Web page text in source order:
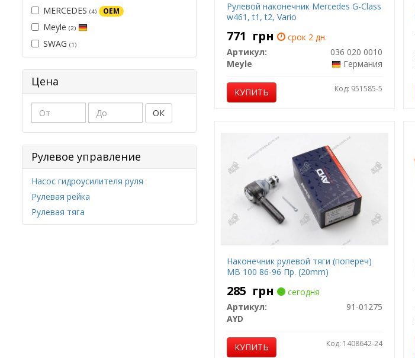
MERCEDES (4) OEM
Meyle (2)
SWAG (1)
Цена
ОК
Рулевое управление
Насос гидроусилителя руля
Рулевая рейка
Рулевая тяга
Рулевой наконечник Mercedes G-Class
w461, t1, t2, Vario
771 грн
срок 2 дн.
Артикул:
036 020 0010
Meyle
Германия
КУПИТЬ Код: 951585-5
Наконечник рулевой тяги (попереч)
MB 100 86-96 Пр. (20mm)
285 грн
сегодня
Артикул:
91-01275
AYD
КУПИТЬ Код: 1408642-24